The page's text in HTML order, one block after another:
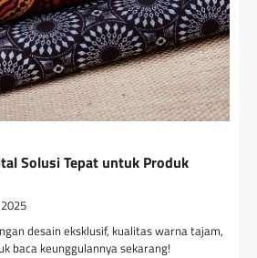
Solusi Tepat untuk Produk
desain eksklusif, kualitas warna tajam,
baca keunggulannya sekarang!